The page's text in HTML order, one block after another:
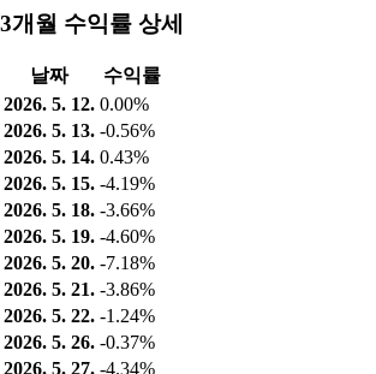
3개월 수익률 상세
날짜
수익률
2026. 5. 12. 0.00%
2026. 5. 13. -0.56%
2026. 5. 14. 0.43%
2026. 5. 15. -4.19%
2026. 5. 18. -3.66%
2026. 5. 19. -4.60%
2026. 5. 20. -7.18%
2026. 5. 21. -3.86%
2026. 5. 22. -1.24%
2026. 5. 26. -0.37%
2026. 5. 27. -4.34%